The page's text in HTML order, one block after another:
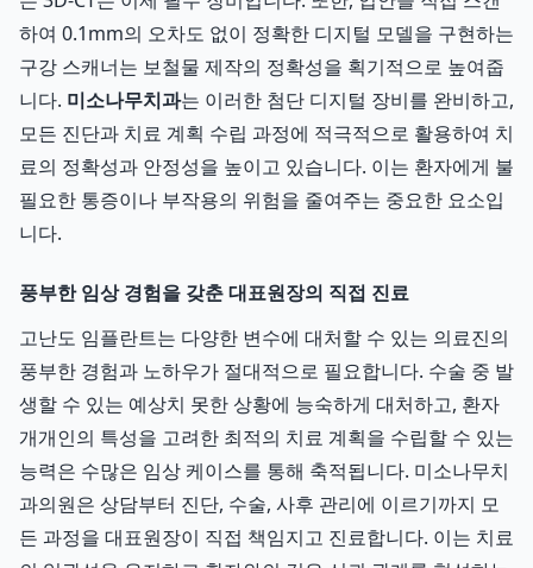
하여 0.1mm의 오차도 없이 정확한 디지털 모델을 구현하는
구강 스캐너는 보철물 제작의 정확성을 획기적으로 높여줍
니다. 미소나무치과는 이러한 첨단 디지털 장비를 완비하고,
모든 진단과 치료 계획 수립 과정에 적극적으로 활용하여 치
료의 정확성과 안정성을 높이고 있습니다. 이는 환자에게 불
필요한 통증이나 부작용의 위험을 줄여주는 중요한 요소입
니다.
풍부한 임상 경험을 갖춘 대표원장의 직접 진료
고난도 임플란트는 다양한 변수에 대처할 수 있는 의료진의
풍부한 경험과 노하우가 절대적으로 필요합니다. 수술 중 발
생할 수 있는 예상치 못한 상황에 능숙하게 대처하고, 환자
개개인의 특성을 고려한 최적의 치료 계획을 수립할 수 있는
능력은 수많은 임상 케이스를 통해 축적됩니다. 미소나무치
과의원은 상담부터 진단, 수술, 사후 관리에 이르기까지 모
든 과정을 대표원장이 직접 책임지고 진료합니다. 이는 치료